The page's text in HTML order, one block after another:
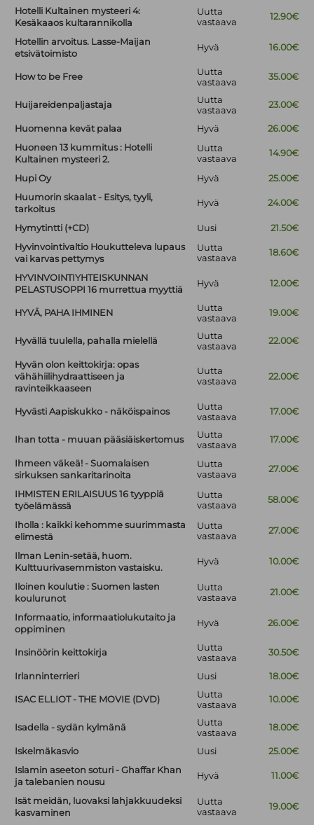
Hotelli Kultainen mysteeri 4:
Kesäkaaos kultarannikolla
Uutta
vastaava
12.90€
Hotellin arvoitus. Lasse-Maijan
etsivätoimisto
Hyvä 16.00€
How to be Free
Uutta
vastaava
35.00€
Huijareidenpaljastaja
Uutta
vastaava
23.00€
Huomenna kevät palaa Hyvä
26.00€
Huoneen 13 kummitus : Hotelli
Kultainen mysteeri 2.
Uutta
vastaava
14.90€
Hupi Oy Hyvä
25.00€
Huumorin skaalat - Esitys, tyyli,
tarkoitus
Hyvä 24.00€
Hymytintti (+CD) Uusi
21.50€
Hyvinvointivaltio Houkutteleva lupaus
vai karvas pettymys
Uutta
vastaava
18.60€
HYVINVOINTIYHTEISKUNNAN
PELASTUSOPPI 16 murrettua myyttiä
Hyvä 12.00€
HYVÄ, PAHA IHMINEN
Uutta
vastaava
19.00€
Hyvällä tuulella, pahalla mielellä
Uutta
vastaava
22.00€
Hyvän olon keittokirja: opas
vähähiilihydraattiseen ja
ravinteikkaaseen
Uutta
vastaava
22.00€
Hyvästi Aapiskukko - näköispainos
Uutta
vastaava
17.00€
Ihan totta - muuan pääsiäiskertomus
Uutta
vastaava
17.00€
Ihmeen väkeä! - Suomalaisen
sirkuksen sankaritarinoita
Uutta
vastaava
27.00€
IHMISTEN ERILAISUUS 16 tyyppiä
työelämässä
Uutta
vastaava
58.00€
Iholla : kaikki kehomme suurimmasta
elimestä
Uutta
vastaava
27.00€
Ilman Lenin-setää, huom.
Kulttuurivasemmiston vastaisku.
Hyvä 10.00€
Iloinen koulutie : Suomen lasten
koulurunot
Uutta
vastaava
21.00€
Informaatio, informaatiolukutaito ja
oppiminen
Hyvä 26.00€
Insinöörin keittokirja
Uutta
vastaava
30.50€
Irlanninterrieri Uusi 18.00€
ISAC ELLIOT - THE MOVIE (DVD)
Uutta
vastaava
10.00€
Isadella - sydän kylmänä
Uutta
vastaava
18.00€
Iskelmäkasvio Uusi
25.00€
Islamin aseeton soturi - Ghaffar Khan
ja talebanien nousu
Hyvä 11.00€
Isät meidän, luovaksi lahjakkuudeksi
kasvaminen
Uutta
vastaava
19.00€